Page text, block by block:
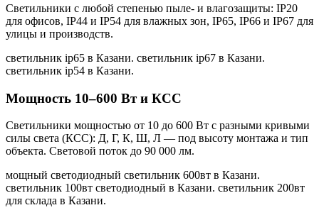
Светильники с любой степенью пыле- и влагозащиты: IP20
для офисов, IP44 и IP54 для влажных зон, IP65, IP66 и IP67 для
улицы и производств.
светильник ip65 в Казани. светильник ip67 в Казани.
светильник ip54 в Казани.
Мощность 10–600 Вт и КСС
Светильники мощностью от 10 до 600 Вт с разными кривыми
силы света (КСС): Д, Г, К, Ш, Л — под высоту монтажа и тип
объекта. Световой поток до 90 000 лм.
мощный светодиодный светильник 600вт в Казани.
светильник 100вт светодиодный в Казани. светильник 200вт
для склада в Казани.